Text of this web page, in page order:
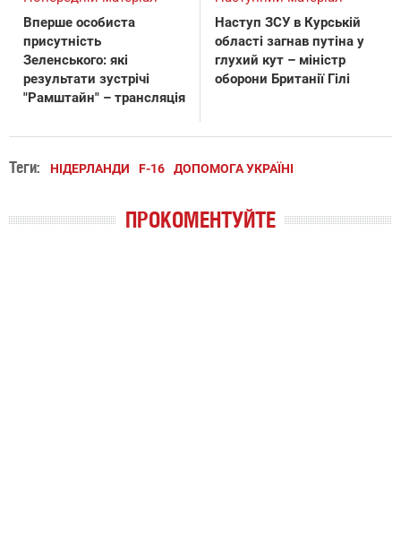
Вперше особиста
присутність
Зеленського: які
результати зустрічі
"Рамштайн" – трансляція
Наступ ЗСУ в Курській
області загнав путіна у
глухий кут – міністр
оборони Британії Гілі
Теги: НІДЕРЛАНДИ F-16 ДОПОМОГА УКРАЇНІ
ПРОКОМЕНТУЙТЕ